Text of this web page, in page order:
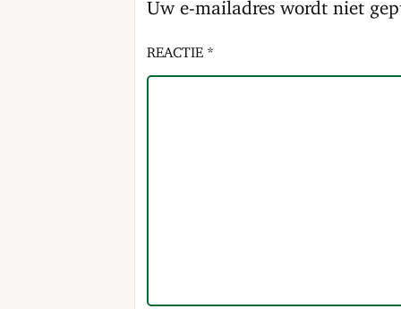
Uw e-mailadres wordt niet
REACTIE *